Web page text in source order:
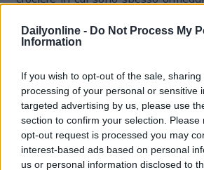
Dailyonline - Do Not Process My
Information
If you wish to opt-out of the sale,
processing of your personal or sensitive
targeted advertising by us, please use
section to confirm your selection.
opt-out request is processed you may
interest-based ads based on personal
us or personal information disclosed to
l’opportunità di offrire in esclusiva
“Mare fuori” a tutti i nostri ospiti
desiderano andare a vedere dal
scene più importanti e conosciute
prima e unica escursione
beneficio esclusivo dei
Massimiliano Rossi, Direttore
Excelsa, ha concluso: “Siamo